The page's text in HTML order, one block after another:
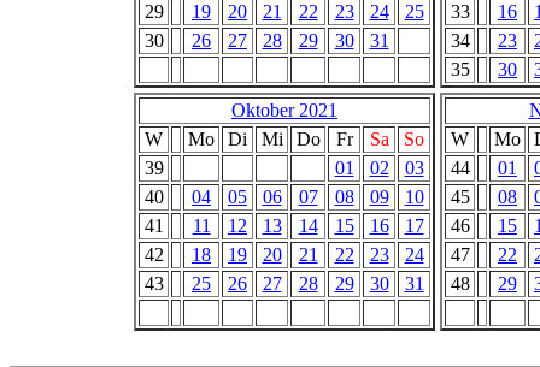
29
19 20 21 22 23 24
25
30
26 27 28 29 30 31
33
16
34
23
35
30
Oktober 2021
W
Mo Di Mi Do Fr Sa
So
39
01 02
03
40
04 05 06 07 08 09
10
41
11 12 13 14 15 16
17
42
18 19 20 21 22 23
24
43
25 26 27 28 29 30 31
W
Mo
44
01
45
08
46
15
47
22
48
29